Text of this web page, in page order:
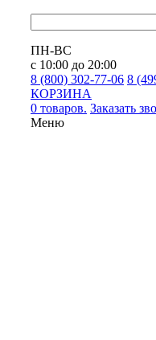
ПН-ВС
с 10:00 до 20:00
8 (800) 302-77-06 8
КОРЗИНА
0 товаров. Заказать
Меню